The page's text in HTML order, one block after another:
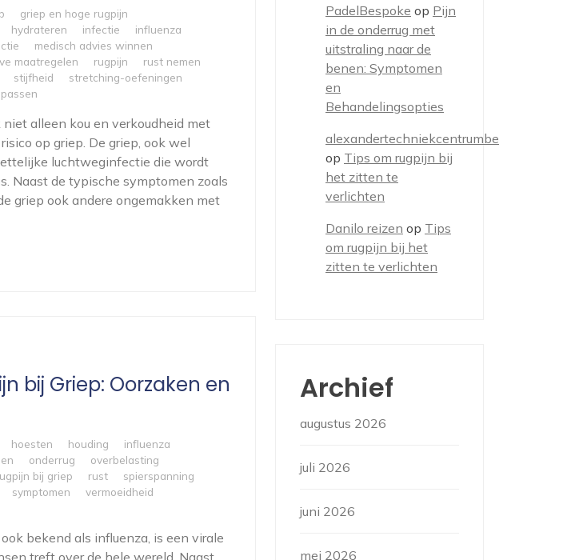
griep en hoge rugpijn
hydrateren infectie
influenza
medisch advies winnen
maatregelen rugpijn
rust nemen
stijfheid
stretching-oefeningen
alleen kou en verkoudheid met
op griep. De griep, ook wel
luchtweginfectie die wordt
Naast de typische symptomen zoals
griep ook andere ongemakken met
bij Griep: Oorzaken en
hoesten houding
influenza
onderrug
overbelasting
bij griep rust
spierspanning
symptomen
vermoeidheid
bekend als influenza, is een virale
treft over de hele wereld. Naast
PadelBespoke op Pijn
in de onderrug met
uitstraling naar de
benen: Symptomen
en
Behandelingsopties
alexandertechniekcentrumbe
op Tips om rugpijn bij
het zitten te
verlichten
Danilo reizen op Tips
om rugpijn bij het
zitten te verlichten
Archief
augustus 2026
juli 2026
juni 2026
mei 2026